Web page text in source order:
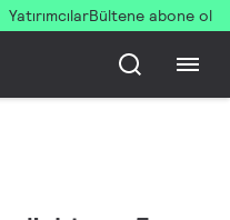
YatırımcılarBültene abone ol